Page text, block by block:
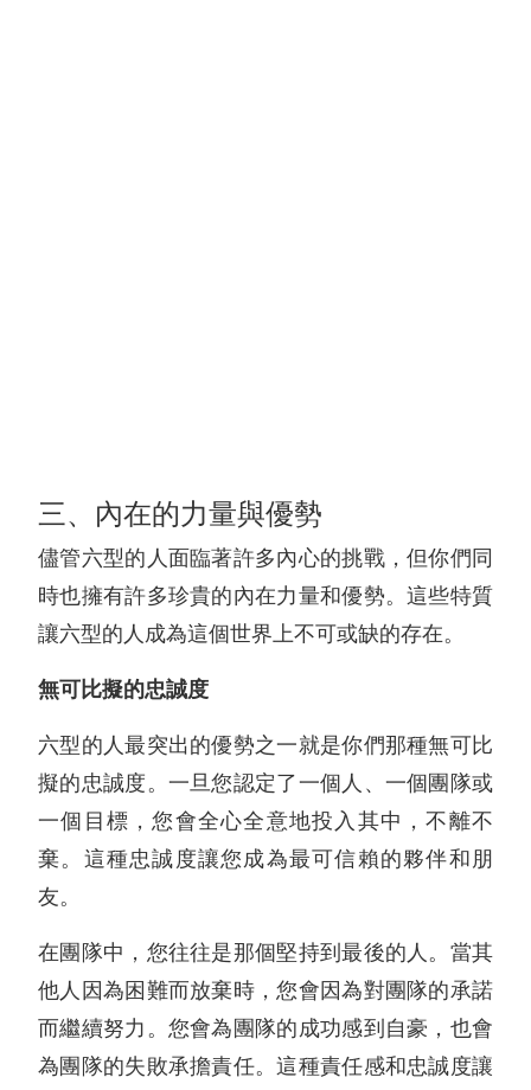
三、內在的力量與優勢
儘管六型的人面臨著許多內心的挑戰，但你們同
時也擁有許多珍貴的內在力量和優勢。這些特質
讓六型的人成為這個世界上不可或缺的存在。
無可比擬的忠誠度
六型的人最突出的優勢之一就是你們那種無可比
擬的忠誠度。一旦您認定了一個人、一個團隊或
一個目標，您會全心全意地投入其中，不離不
棄。這種忠誠度讓您成為最可信賴的夥伴和朋
友。
在團隊中，您往往是那個堅持到最後的人。當其
他人因為困難而放棄時，您會因為對團隊的承諾
而繼續努力。您會為團隊的成功感到自豪，也會
為團隊的失敗承擔責任。這種責任感和忠誠度讓